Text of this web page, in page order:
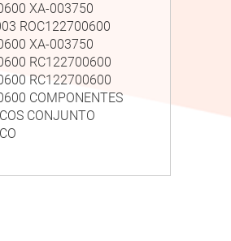
XA-003750
ROC122700600
XA-003750
RC122700600
RC122700600
COMPONENTES
CONJUNTO